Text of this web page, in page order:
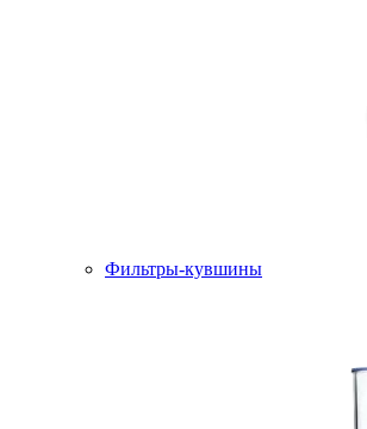
Фильтры-кувшины